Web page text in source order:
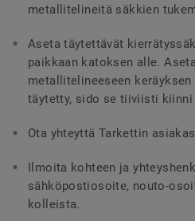
metallitelineitä säkkien
Aseta täytettävät
paikkaan katoksen alle.
metallitelineeseen
täytetty, sido se tiiviisti kiinni
Ota yhteyttä Tarkettin
Ilmoita kohteen ja
sähköpostiosoite, nouto-
kolleista.